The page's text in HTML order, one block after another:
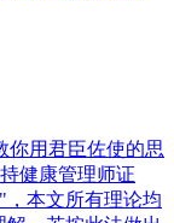
你用君臣佐使的思
健康管理师证
本文所有理论均